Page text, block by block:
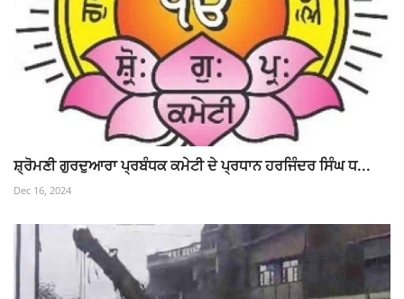
ਸ਼੍ਰੋਮਣੀ ਗੁਰਦੁਆਰਾ ਪ੍ਰਬੰਧਕ ਕਮੇਟੀ ਦੇ ਪ੍ਰਧਾਨ ਹਰਜਿੰਦਰ ਸਿੰਘ ਧ...
Dec 16, 2024